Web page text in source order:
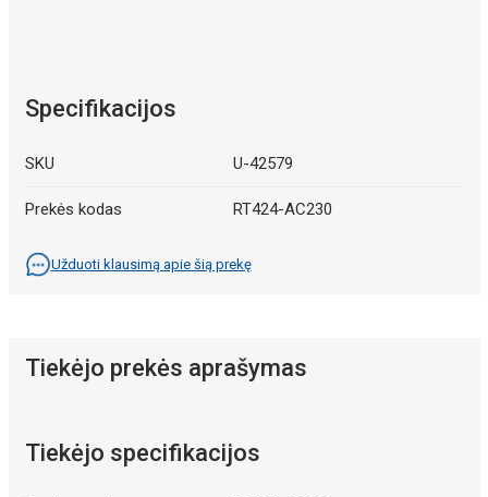
Specifikacijos
SKU U-42579
Prekės kodas RT424-AC230
Užduoti klausimą apie šią prekę
Tiekėjo prekės aprašymas
Tiekėjo specifikacijos